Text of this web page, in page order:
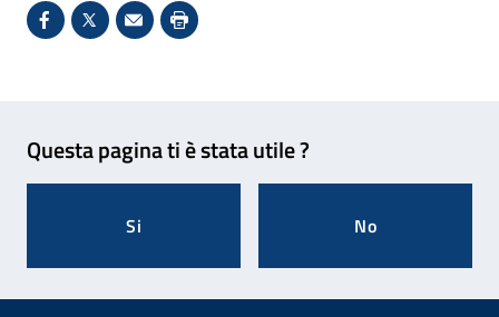
Condividi su Facebook - Sito esterno - Apertura in
X - Sito esterno - Apertura in nuova finestra
Invio Mail: apre il programma di posta
Stampa pagina: scelta meno
Questa pagina ti è stata utile ?
Si No